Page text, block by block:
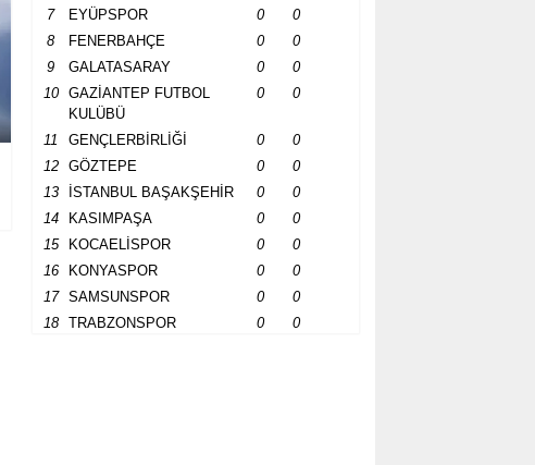
7
EYÜPSPOR 0
0
8
FENERBAHÇE 0
0
9
GALATASARAY 0
0
10
GAZİANTEP FUTBOL
KULÜBÜ
0 0
11 GENÇLERBİRLİĞİ 0
0
12
GÖZTEPE 0
0
13
İSTANBUL BAŞAKŞEHİR 0
0
14
KASIMPAŞA 0
0
15
KOCAELİSPOR 0
0
16
KONYASPOR 0
0
17
SAMSUNSPOR 0
0
18
TRABZONSPOR 0 0